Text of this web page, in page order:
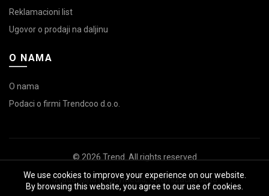
Reklamacioni list
Ugovor o prodaji na daljinu
O NAMA
O nama
Podaci o firmi Trendcoo d.o.o.
© 2026 Trend . All rights reserved
Izrada sajtaHappyMedia,Optimizacija sajta
We use cookies to improve your experience on our website.
By browsing this website, you agree to our use of cookies.